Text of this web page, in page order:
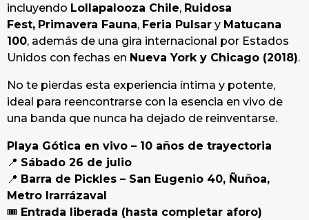
incluyendo Lollapalooza Chile, Ruidosa
Fest, Primavera Fauna, Feria Pulsar y Matucana
100, además de una gira internacional por Estados
Unidos con fechas en Nueva York y Chicago (2018).
No te pierdas esta experiencia íntima y potente,
ideal para reencontrarse con la esencia en vivo de
una banda que nunca ha dejado de reinventarse.
Playa Gótica en vivo – 10 años de trayectoria
📍 Sábado 26 de julio
📍 Barra de Pickles – San Eugenio 40, Ñuñoa,
Metro Irarrázaval
🎟️ Entrada liberada (hasta completar aforo)